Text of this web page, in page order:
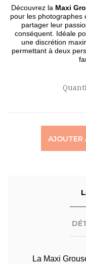
Découvrez la Maxi
pour les photographes
partager leur
conséquent. Idéale
une discrétion
permettant à deux
AJOUTER
La Maxi